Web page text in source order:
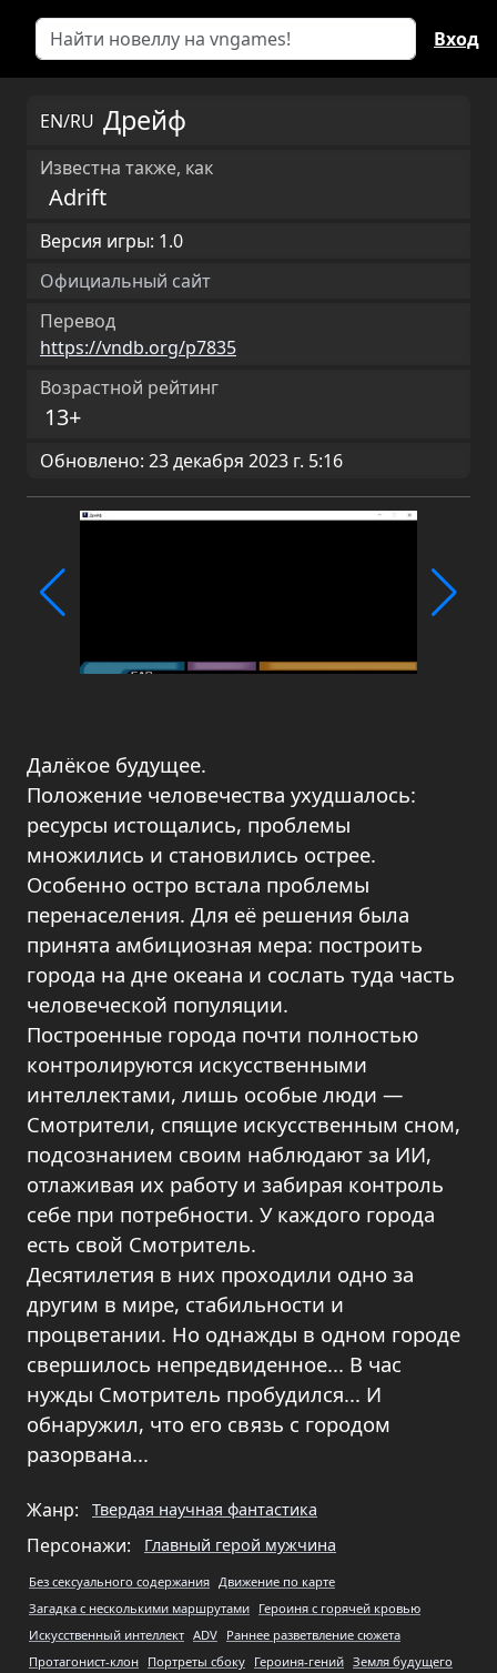
Вход
EN/RU Дрейф
Известна также, как
Adrift
Версия игры: 1.0
Официальный сайт
Перевод
https://vndb.org/p7835
Возрастной рейтинг
13+
Обновлено: 23 декабря 2023 г. 5:16
Далёкое будущее.
Положение человечества ухудшалось:
ресурсы истощались, проблемы
множились и становились острее.
Особенно остро встала проблемы
перенаселения. Для её решения была
принята амбициозная мера: построить
города на дне океана и сослать туда часть
человеческой популяции.
Построенные города почти полностью
контролируются искусственными
интеллектами, лишь особые люди —
Смотрители, спящие искусственным сном,
подсознанием своим наблюдают за ИИ,
отлаживая их работу и забирая контроль
себе при потребности. У каждого города
есть свой Смотритель.
Десятилетия в них проходили одно за
другим в мире, стабильности и
процветании. Но однажды в одном городе
свершилось непредвиденное... В час
нужды Смотритель пробудился... И
обнаружил, что его связь с городом
разорвана...
Жанр: Твердая научная фантастика
Персонажи: Главный герой мужчина
Без сексуального содержания Движение по карте
Загадка с несколькими маршрутами Героиня с горячей кровью
Искусственный интеллект ADV Раннее разветвление сюжета
Протагонист-клон Портреты сбоку Героиня-гений Земля будущего